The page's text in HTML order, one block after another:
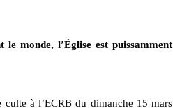
monde, l’Église est puissamment
à l’ECRB du dimanche 15 mars